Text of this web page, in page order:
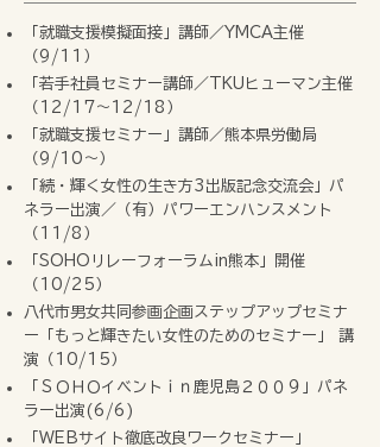
「就職支援模擬面接」講師／YMCA主催
（9/11）
「若手社員セミナー講師／TKUヒューマン主催
（12/17～12/18）
「就職支援セミナー」講師／熊本県労働局
（9/10～）
「続・輝く女性の生き方3出版記念交流会」パ
ネラー出演／（有）パワーエンハンスメント
（11/8）
「SOHOリレーフォーラムin熊本」開催
（10/25）
八代市男女共同参画企画ステップアップセミナ
ー「もっと輝きたい女性のためのセミナー」 講
演（10/15）
「ＳＯＨＯイベントｉｎ鹿児島２００９」パネ
ラー出演(6/6)
「WEBサイト徹底改良ワークセミナー」